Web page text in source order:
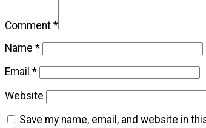
Comment *
Name *
Email *
Website
Save my name, email, and website in